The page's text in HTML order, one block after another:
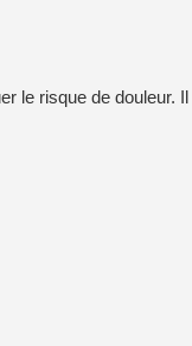
le risque de douleur.